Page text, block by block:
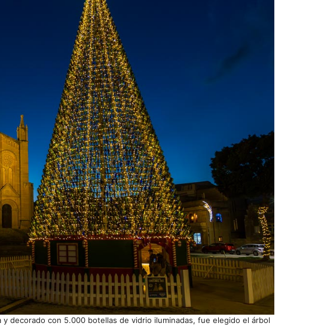
decorado con 5.000 botellas de vidrio iluminadas, fue elegido el árbol